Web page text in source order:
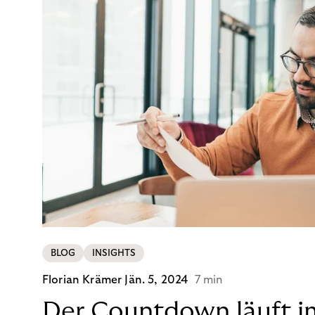
BLOG INSIGHTS
Florian Krämer Jän. 5, 2024 7 min